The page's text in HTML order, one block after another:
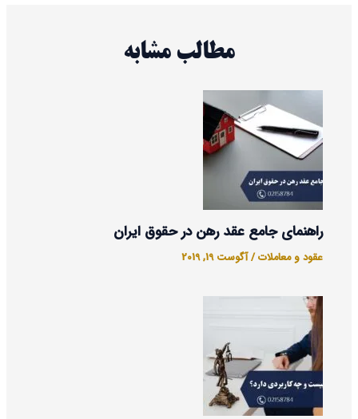
مطالب مشابه
راهنمای جامع عقد رهن در حقوق ایران
عقود و معاملات/آگوست 19, 2019